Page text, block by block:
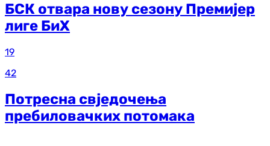
БСК отвара нову сезону Премијер
лиге БиХ
19
42
Потресна свједочења
пребиловачких потомака